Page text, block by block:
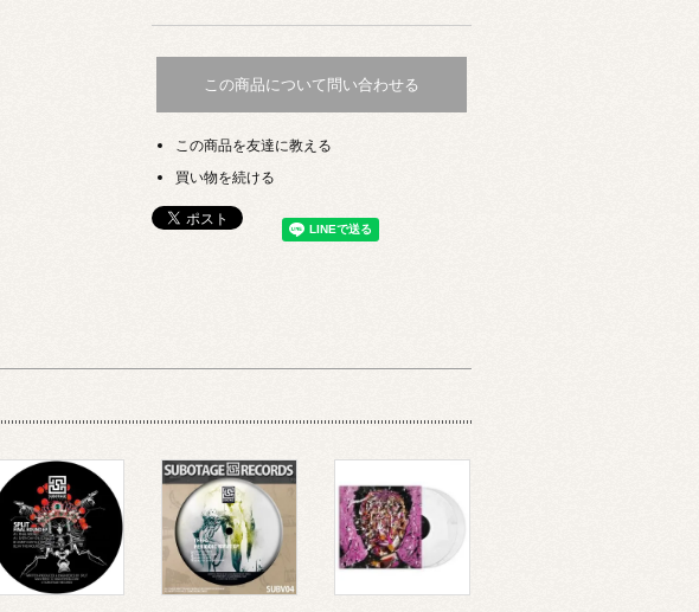
この商品について問い合わせる
この商品を友達に教える
買い物を続ける